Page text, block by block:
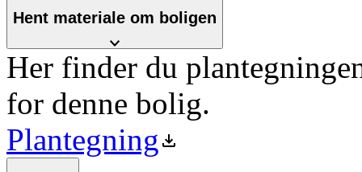
Hent materiale om boligen
Her finder du
for denne bolig.
Plantegning